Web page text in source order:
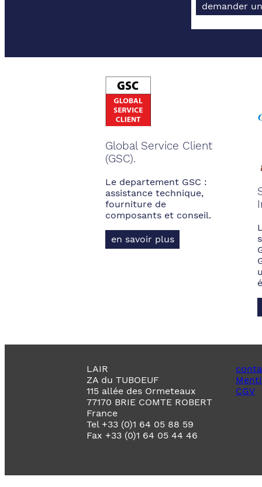
demander
Global Service Client
(GSC).
Le departement GSC :
assistance technique,
fourniture de
composants et conseil.
en savoir plus
LAIR
ZA du TUBOEUF
115 allée des Ormeteaux
77170 BRIE COMTE ROBERT
France
Tel +33 (0)1 64 05 88 59
Fax +33 (0)1 64 05 44 46
CGV